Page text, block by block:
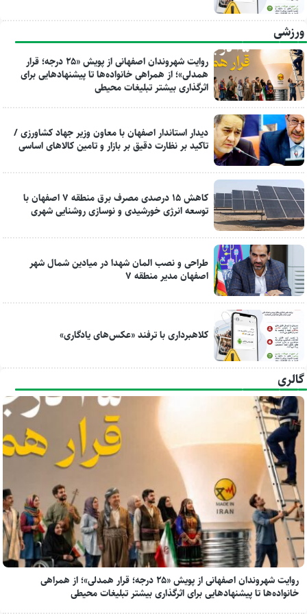
ورزشی
روایت شهروندان اصفهانی از پویش «۲۵ درجه؛ قرار
همدلی»؛ از همراهی خانواده‌ها تا پیشنهادهایی برای
اثرگذاری بیشتر تبلیغات محیطی
دیدار استاندار اصفهان با معاون وزیر جهاد کشاورزی /
تاکید بر نظارت دقیق بر بازار و تامین کالاهای اساسی
کاهش ۱۵ درصدی مصرف برق منطقه ۷ اصفهان با
توسعه انرژی خورشیدی و نوسازی روشنایی شهری
طراحی و نصب المان شهدا در میادین شمال شهر
اصفهان مدیر منطقه ۷
کلاهبرداری با ترفند «عکس‌های یادگاری»
گالری
روایت شهروندان اصفهانی از پویش «۲۵ درجه؛ قرار همدلی»؛ از همراهی
خانواده‌ها تا پیشنهادهایی برای اثرگذاری بیشتر تبلیغات محیطی